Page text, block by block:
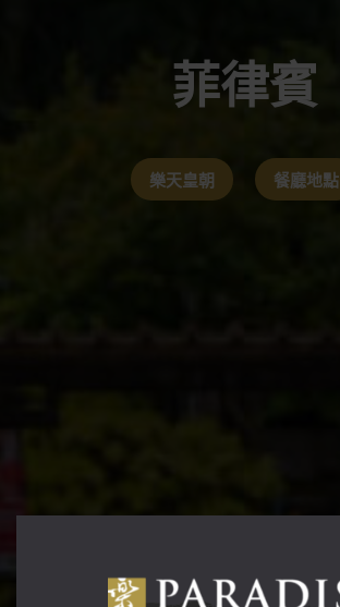
菲律賓
樂天皇朝 餐廳地點